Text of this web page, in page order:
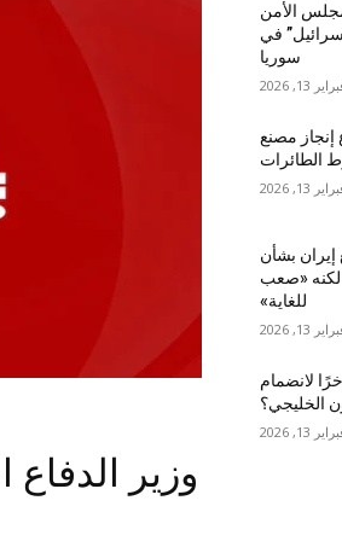
وزير الدفاع
الأمن
في
سوريا
13, 2026
مصنع
الطائرات
13, 2026
بشأن
لكنه «صعب
للغاية»
13, 2026
لانضمام
الخليجي؟
13, 2026